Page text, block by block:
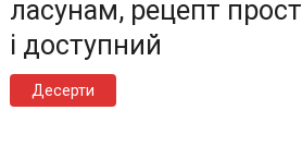
ласунам, рецепт
і доступний
Десерти